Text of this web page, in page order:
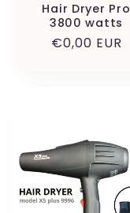
Hair Dryer Pro
3800 watts
Normaler
€0,00 EUR